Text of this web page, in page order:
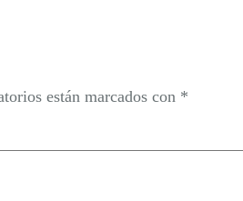
están marcados con *